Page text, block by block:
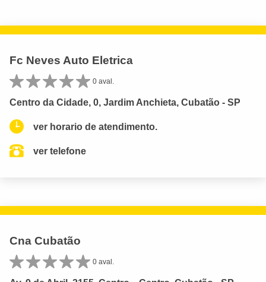
Fc Neves Auto Eletrica
0 aval.
Centro da Cidade, 0, Jardim Anchieta, Cubatão - SP
ver horario de atendimento.
ver telefone
Cna Cubatão
0 aval.